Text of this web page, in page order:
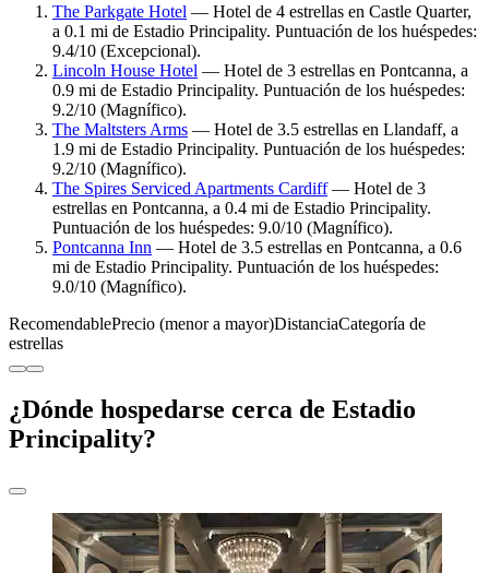
The Parkgate Hotel — Hotel de 4 estrellas en Castle Quarter,
a 0.1 mi de Estadio Principality. Puntuación de los huéspedes:
9.4/10 (Excepcional).
Lincoln House Hotel — Hotel de 3 estrellas en Pontcanna, a
0.9 mi de Estadio Principality. Puntuación de los huéspedes:
9.2/10 (Magnífico).
The Maltsters Arms — Hotel de 3.5 estrellas en Llandaff, a
1.9 mi de Estadio Principality. Puntuación de los huéspedes:
9.2/10 (Magnífico).
The Spires Serviced Apartments Cardiff— Hotel de 3
estrellas en Pontcanna, a 0.4 mi de Estadio Principality.
Puntuación de los huéspedes: 9.0/10 (Magnífico).
Pontcanna Inn — Hotel de 3.5 estrellas en Pontcanna, a 0.6
mi de Estadio Principality. Puntuación de los huéspedes:
9.0/10 (Magnífico).
RecomendablePrecio (menor a mayor)DistanciaCategoría de
estrellas
¿Dónde hospedarse cerca de Estadio
Principality?